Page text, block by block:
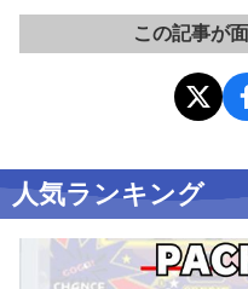
この記事が
人気ランキング